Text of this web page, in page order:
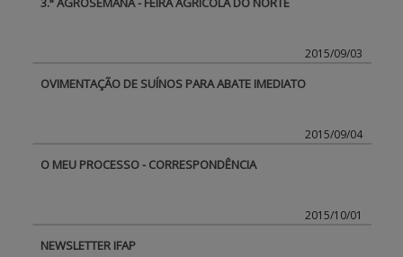
2015/09/03
OVIMENTAÇÃO DE SUÍNOS PARA ABATE IMEDIATO
2015/09/04
O MEU PROCESSO - CORRESPONDÊNCIA
2015/10/01
NEWSLETTER IFAP